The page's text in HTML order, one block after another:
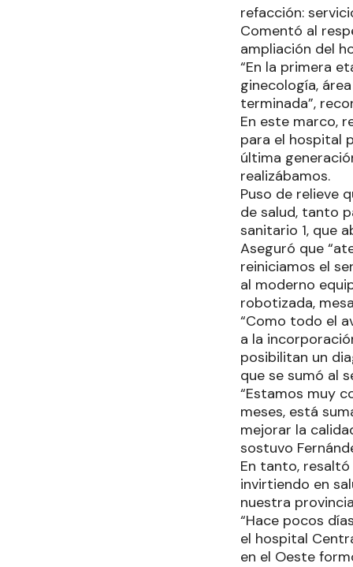
refacción:
Comentó al
ampliación del
“En la primera
ginecología,
terminada”,
En este marco,
para el hospital
última
realizábamos.
Puso de relieve
de salud, tanto
sanitario 1, que
Aseguró que
reiniciamos el
al moderno
robotizada,
“Como todo el
a la
posibilitan un
que se sumó al
“Estamos muy
meses, está
mejorar la
sostuvo
En tanto,
invirtiendo en
nuestra
“Hace pocos
el hospital
en el Oeste